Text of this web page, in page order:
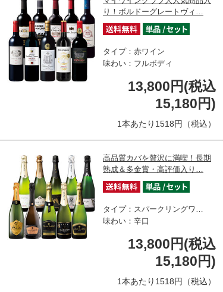
り！ボルドーグレートヴィ…
タイプ：赤ワイン
味わい：フルボディ
13,800円(税込
15,180円)
1本あたり1518円（税込）
高品質カバを贅沢に満喫！長期
熟成＆多金賞・高評価入り…
タイプ：スパークリングワ…
味わい：辛口
13,800円(税込
15,180円)
1本あたり1518円（税込）